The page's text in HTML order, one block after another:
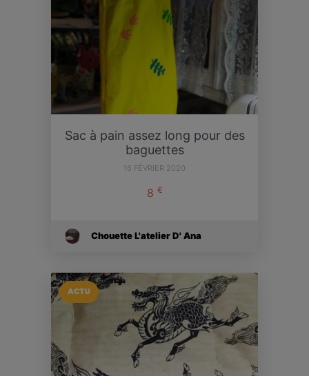
Sac à pain assez long pour des
baguettes
16 FÉVRIER 2020
8 €
Chouette L'atelier D' Ana
ACTU